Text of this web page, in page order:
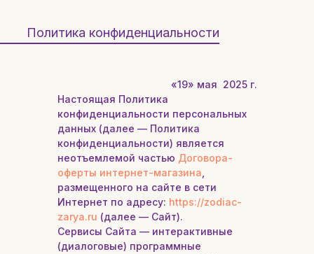
«19» мая 2025 г.
Настоящая Политика
конфиденциальности персональных
данных (далее — Политика
конфиденциальности) является
неотъемлемой частью Договора-
оферты интернет-магазина
размещенного на сайте в сети
Интернет по адресу: https://zodiac-
zarya.ru (далее — Сайт).
Сервисы Сайта — интерактивные
(диалоговые) программные
Политика конфиденциальности